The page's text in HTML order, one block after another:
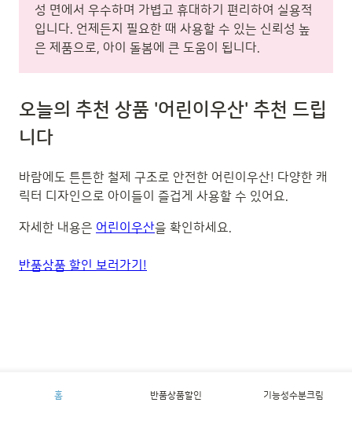
성 면에서 우수하며 가볍고 휴대하기 편리하여 실용적
입니다. 언제든지 필요한 때 사용할 수 있는 신뢰성 높
은 제품으로, 아이 돌봄에 큰 도움이 됩니다.
오늘의 추천 상품 '어린이우산' 추천 드립
니다
바람에도 튼튼한 철제 구조로 안전한 어린이우산! 다양한 캐
릭터 디자인으로 아이들이 즐겁게 사용할 수 있어요.
자세한 내용은 어린이우산을 확인하세요.
반품상품 할인 보러가기!
홈 반품상품할인 기능성수분크림